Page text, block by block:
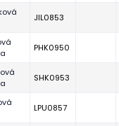
JIL0853
PHK0950
SHK0953
LPU0857